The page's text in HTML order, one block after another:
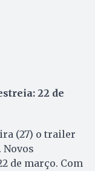
22 de
(27) o trailer
Novos
de março. Com